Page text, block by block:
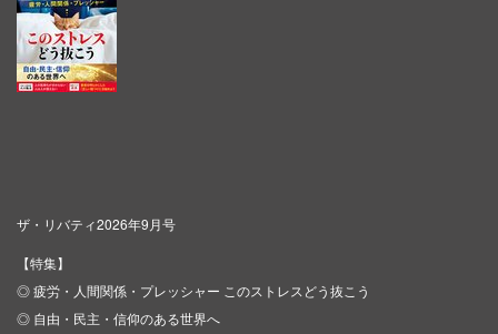
ザ・リバティ2026年9月号
【特集】
◎ 疲労・人間関係・プレッシャー このストレスどう抜こう
◎ 自由・民主・信仰のある世界へ